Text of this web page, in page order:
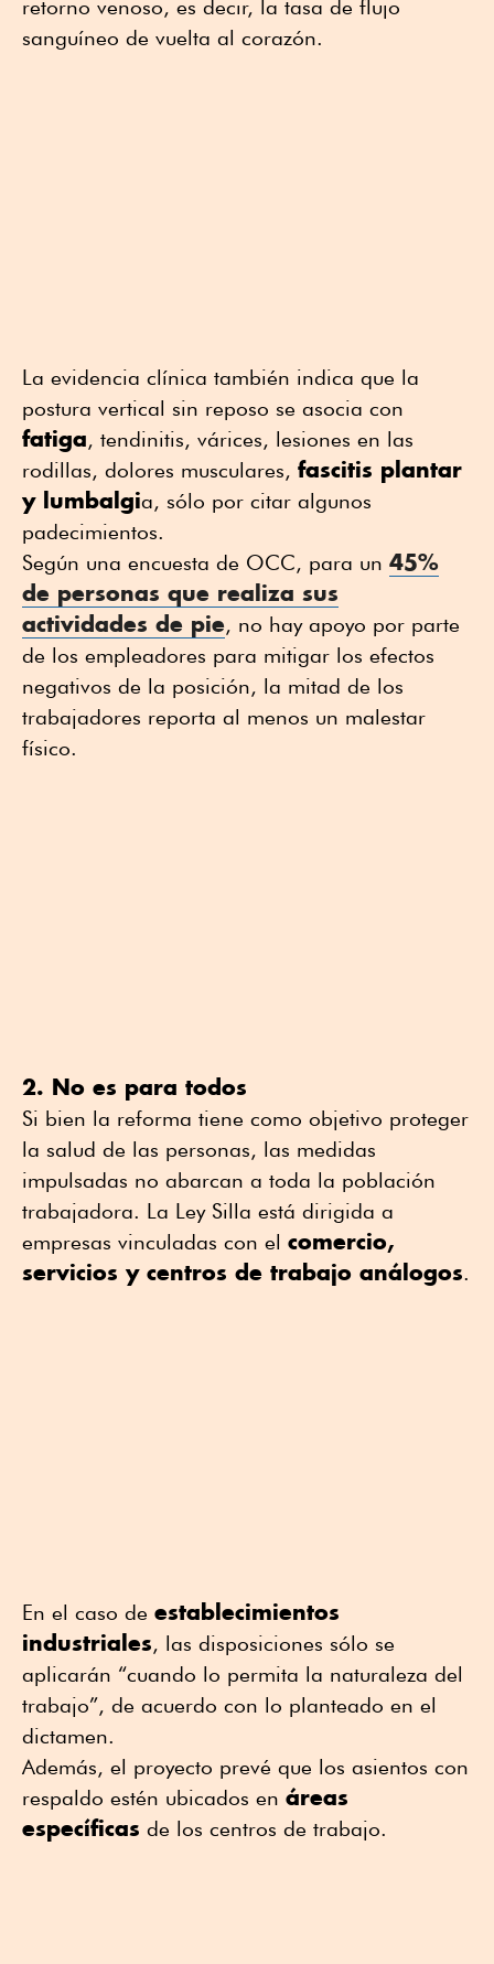
retorno venoso, es decir, la tasa de flujo
sanguíneo de vuelta al corazón.
La evidencia clínica también indica que la
postura vertical sin reposo se asocia con
fatiga, tendinitis, várices, lesiones en las
rodillas, dolores musculares, fascitis plantar
y lumbalgia, sólo por citar algunos
padecimientos.
Según una encuesta de OCC, para un 45%
de personas que realiza sus
actividades de pie, no hay apoyo por parte
de los empleadores para mitigar los efectos
negativos de la posición, la mitad de los
trabajadores reporta al menos un malestar
físico.
2. No es para todos
Si bien la reforma tiene como objetivo proteger
la salud de las personas, las medidas
impulsadas no abarcan a toda la población
trabajadora. La Ley Silla está dirigida a
empresas vinculadas con el comercio,
servicios y centros de trabajo análogos.
En el caso de establecimientos
industriales, las disposiciones sólo se
aplicarán “cuando lo permita la naturaleza del
trabajo”, de acuerdo con lo planteado en el
dictamen.
Además, el proyecto prevé que los asientos con
respaldo estén ubicados en áreas
específicas de los centros de trabajo.